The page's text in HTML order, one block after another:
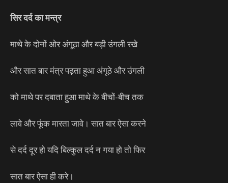
सिर दर्द का मन्त्र
माथे के दोनों ओर अंगूठा और बड़ी उंगली रखे
और सात बार मंत्र पढ़ता हुआ अंगूठे और उंगली
को माथे पर दबाता हुआ माथे के बीचों-बीच तक
लावे और फूंक मारता जावे। सात बार ऐसा करने
से दर्द दूर हो यदि बिल्कुल दर्द न गया हो तो फिर
सात बार ऐसा ही करे।